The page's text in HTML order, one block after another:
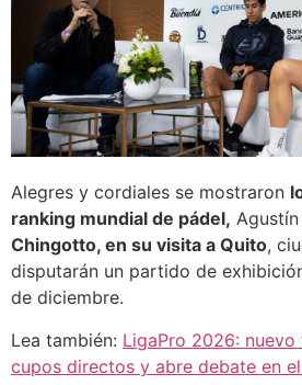
Alegres y cordiales se mostraron
ranking mundial de pádel,
Chingotto, en su visita a Quito,
disputarán un partido de
de diciembre.
Lea también: LigaPro 2026:
cupos directos y abre debate en